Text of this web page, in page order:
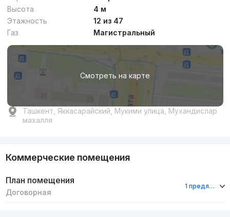
Высота
4 м
Этажность
12 из 47
Газ
Магистральный
Смотреть на карте
Ташкент, Яккасарайский, Мукими улица, Мухандислар
махалля
Коммерческие помещения
План помещения
Договорная
1 предложение